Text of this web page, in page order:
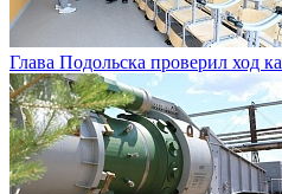
Глава Подольска проверил ход